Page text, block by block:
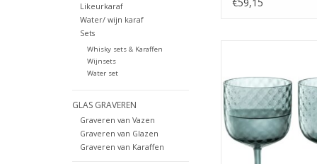
Likeurkaraf
Water/ wijn karaf
Sets
Whisky sets & Karaffen
Wijnsets
Water set
GLAS GRAVEREN
Graveren van Vazen
Graveren van Glazen
Graveren van Karaffen
MEER INFO